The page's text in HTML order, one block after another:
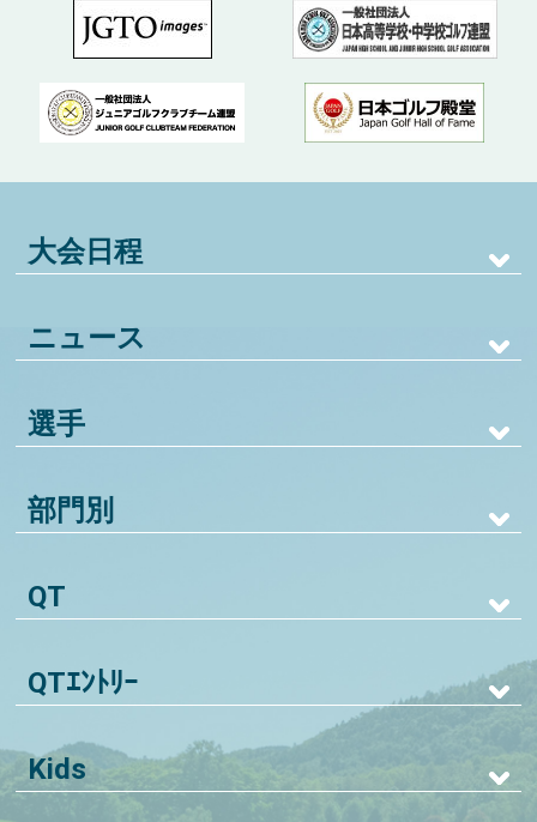
大会日程
ニュース
選手
部門別
QT
QTｴﾝﾄﾘｰ
Kids